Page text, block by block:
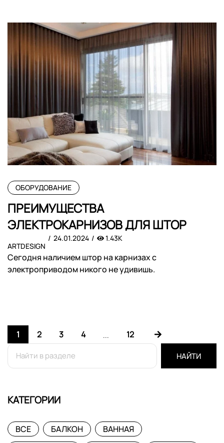
ОБОРУДОВАНИЕ
ПРЕИМУЩЕСТВА
ЭЛЕКТРОКАРНИЗОВ ДЛЯ ШТОР
ARTDESIGN
24.01.2024 1.43K
Сегодня наличием штор на карнизах с
электроприводом никого не удивишь.
1 2 3 4 ... 12
НАЙТИ
КАТЕГОРИИ
ВСЕ БАЛКОН
ВАННАЯ